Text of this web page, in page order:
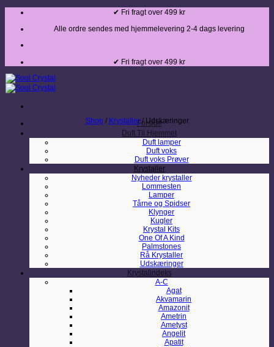
Fortsæt
indhold
✔ Fri fragt over 499 kr
Alle ordre sendes med hjemmelevering 2-4 dags levering
✔ Fri fragt over 499 kr
Forside
Duft Til Hjemmet
Duft lamper
Duft voks
Duft voks Prøver
Krystaller
Nyheder krystaller
Lommesten
Lamper
Tårne og Spidser
Klynger
Kugler
Krystal Kits
One Of A Kind
Palmstones
Rå Krystaller
Udskæringer
Krystalindeks
A-C
Agat
Akvamarin
Amazonit
Ametrin
Ametyst
Angelit
Apatit
Shop / Krystaller /Udskæringer